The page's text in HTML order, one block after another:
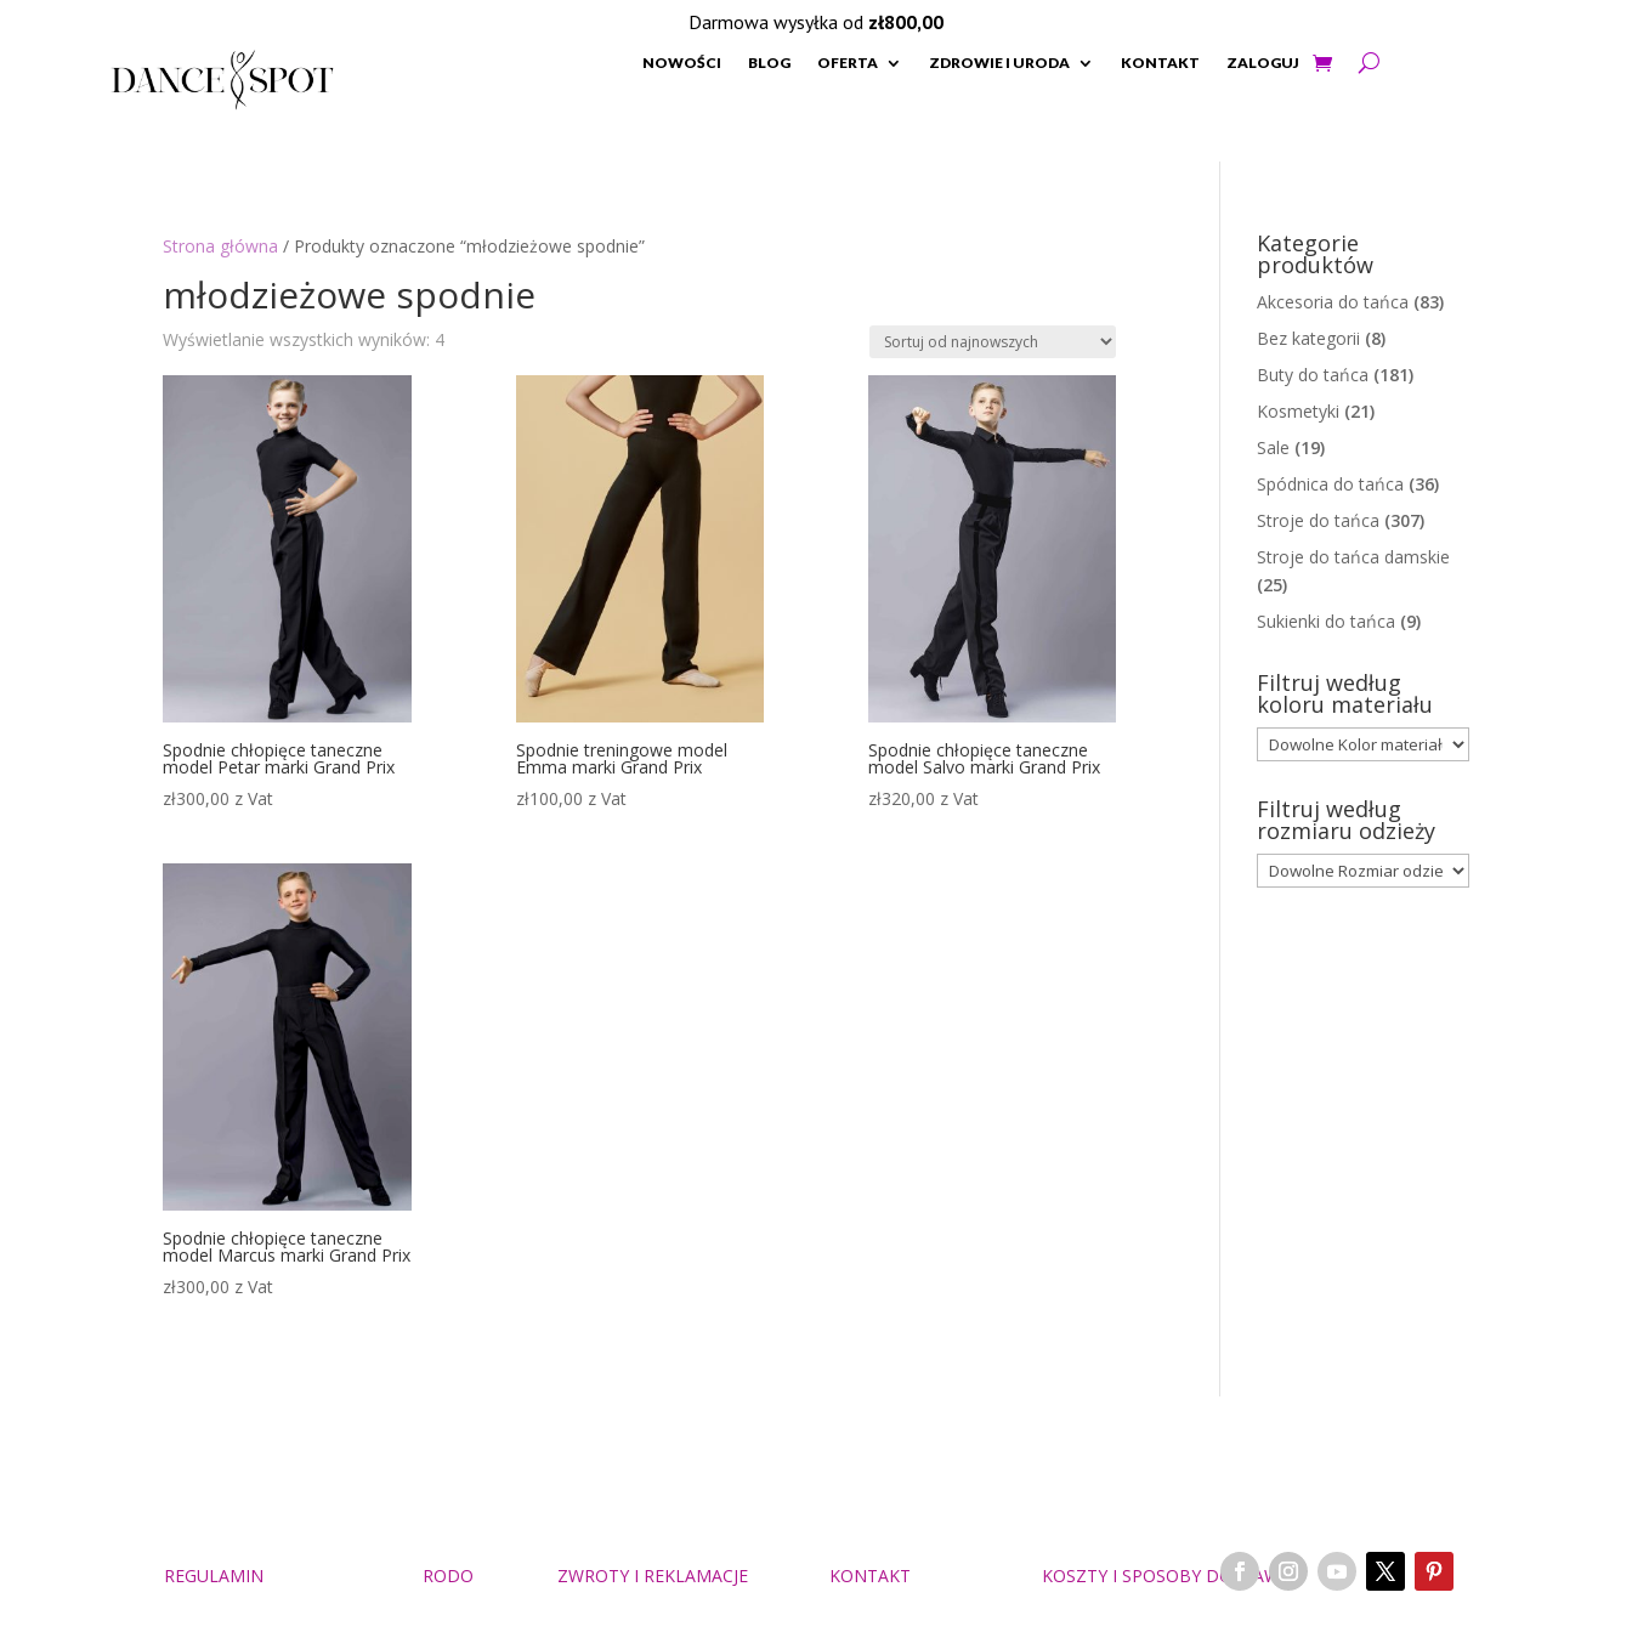
NOWOŚCI BLOG OFERTA ZDROWIE I URODA KONTAKT ZALOGUJ
Strona główna / Produkty oznaczone “młodzieżowe spodnie”
młodzieżowe spodnie
Wyświetlanie wszystkich wyników: 4Posortowane
Spodnie chłopięce taneczne
model Petar marki Grand Prix
zł300,00 z Vat
Spodnie treningowe model
Emma marki Grand Prix
zł100,00 z Vat
Spodnie chłopięce taneczne
model Salvo marki Grand Prix
zł320,00 z Vat
Spodnie chłopięce taneczne
model Marcus marki Grand Prix
zł300,00 z Vat
Kategorie
produktów
Akcesoria do tańca (83)
Bez kategorii (8)
Buty do tańca (181)
Kosmetyki (21)
Sale (19)
Spódnica do tańca (36)
Stroje do tańca (307)
Stroje do tańca damskie
(25)
Sukienki do tańca (9)
Filtruj według
koloru materiału
Filtruj według
rozmiaru odzieży
REGULAMIN RODO ZWROTY I REKLAMACJE KONTAKT KOSZTY I SPOSOBY DOSTAWY
Darmowa wysyłka od zł800,00